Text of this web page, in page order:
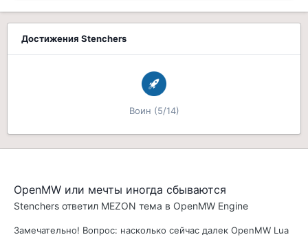
Достижения Stenchers
Воин (5/14)
OpenMW или мечты иногда сбываются
Stenchers ответил MEZON тема в OpenMW Engine
Замечательно! Вопрос: насколько сейчас далек OpenMW Lua